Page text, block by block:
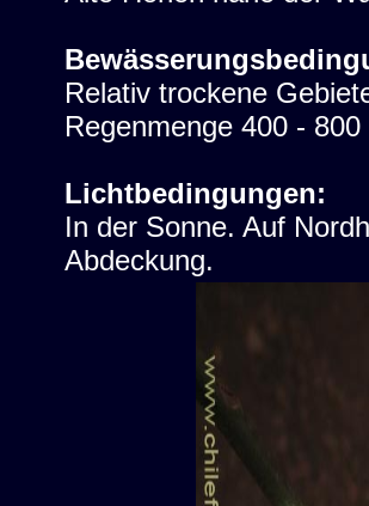
Relativ trockene
Regenmenge 400 -
Lichtbedingungen:
In der Sonne. Auf
Abdeckung.